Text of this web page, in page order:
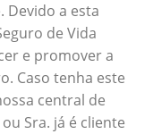
Devido a esta
de Vida
e promover a
Caso tenha este
central de
Sra. já é cliente